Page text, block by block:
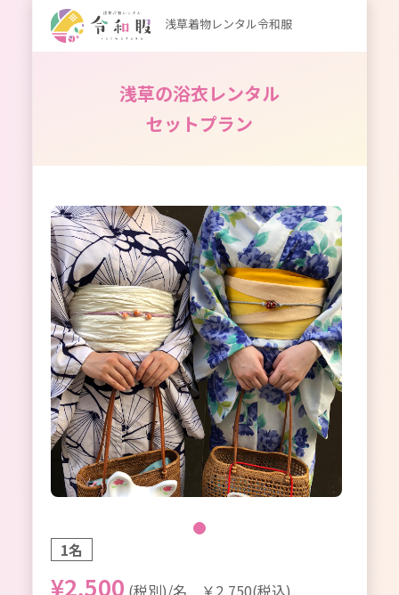
浅草着物レンタル令和服
浅草の浴衣レンタル
セットプラン
1名
¥2,500 (税別)/名 ￥2,750(税込)